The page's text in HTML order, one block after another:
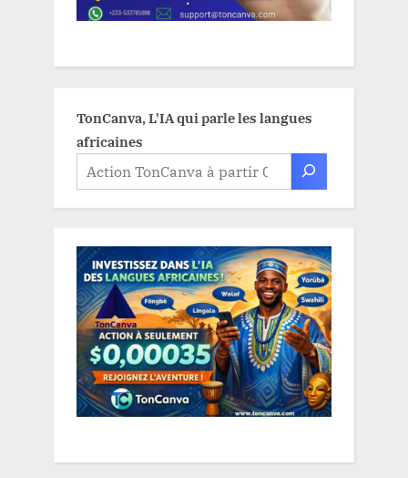
TonCanva, L'IA qui parle les langues
africaines